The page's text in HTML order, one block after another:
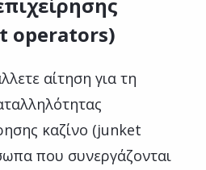
operators)
αίτηση για τη
καζίνο (junket
που συνεργάζονται